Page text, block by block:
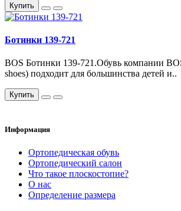
Купить
Ботинки 139-721
BOS Ботинки 139-721.Обувь компании
shoes) подходит для большинства детей и..
Купить
Информация
Ортопедическая обувь
Ортопедический салон
Что такое плоскостопие?
О нас
Определение размера